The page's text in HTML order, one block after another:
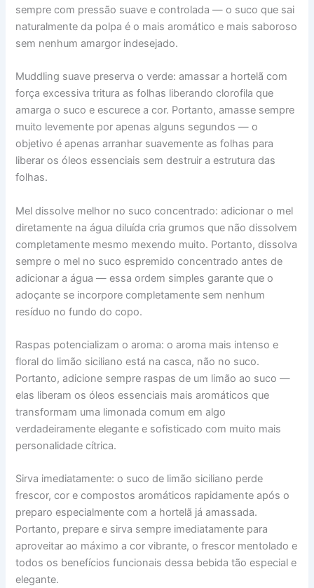
sempre com pressão suave e controlada — o suco que sai
naturalmente da polpa é o mais aromático e mais saboroso
sem nenhum amargor indesejado.
Muddling suave preserva o verde: amassar a hortelã com
força excessiva tritura as folhas liberando clorofila que
amarga o suco e escurece a cor. Portanto, amasse sempre
muito levemente por apenas alguns segundos — o
objetivo é apenas arranhar suavemente as folhas para
liberar os óleos essenciais sem destruir a estrutura das
folhas.
Mel dissolve melhor no suco concentrado: adicionar o mel
diretamente na água diluída cria grumos que não dissolvem
completamente mesmo mexendo muito. Portanto, dissolva
sempre o mel no suco espremido concentrado antes de
adicionar a água — essa ordem simples garante que o
adoçante se incorpore completamente sem nenhum
resíduo no fundo do copo.
Raspas potencializam o aroma: o aroma mais intenso e
floral do limão siciliano está na casca, não no suco.
Portanto, adicione sempre raspas de um limão ao suco —
elas liberam os óleos essenciais mais aromáticos que
transformam uma limonada comum em algo
verdadeiramente elegante e sofisticado com muito mais
personalidade cítrica.
Sirva imediatamente: o suco de limão siciliano perde
frescor, cor e compostos aromáticos rapidamente após o
preparo especialmente com a hortelã já amassada.
Portanto, prepare e sirva sempre imediatamente para
aproveitar ao máximo a cor vibrante, o frescor mentolado e
todos os benefícios funcionais dessa bebida tão especial e
elegante.